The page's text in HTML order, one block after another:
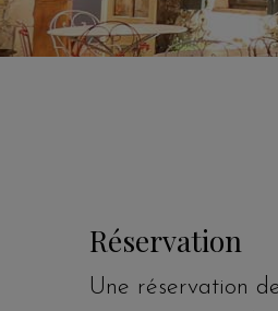
Réservation
Une réservation